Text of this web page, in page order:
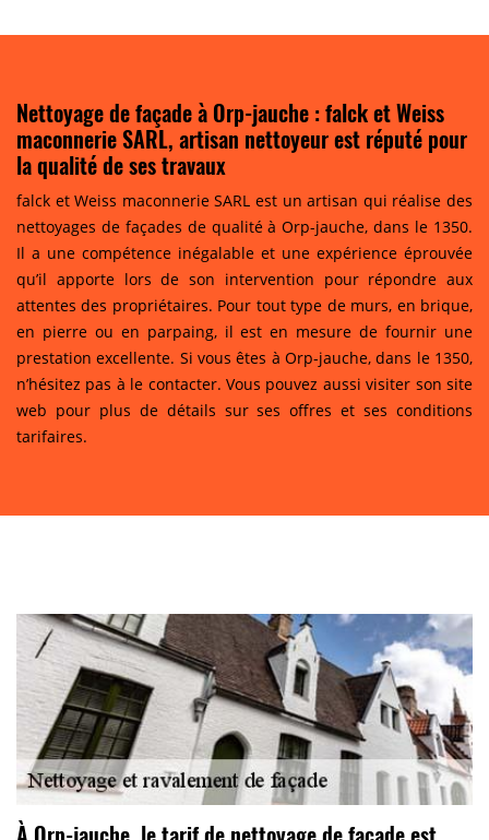
Nettoyage de façade à Orp-jauche : falck et Weiss
maconnerie SARL, artisan nettoyeur est réputé pour
la qualité de ses travaux
falck et Weiss maconnerie SARL est un artisan qui réalise des
nettoyages de façades de qualité à Orp-jauche, dans le 1350.
Il a une compétence inégalable et une expérience éprouvée
qu’il apporte lors de son intervention pour répondre aux
attentes des propriétaires. Pour tout type de murs, en brique,
en pierre ou en parpaing, il est en mesure de fournir une
prestation excellente. Si vous êtes à Orp-jauche, dans le 1350,
n’hésitez pas à le contacter. Vous pouvez aussi visiter son site
web pour plus de détails sur ses offres et ses conditions
tarifaires.